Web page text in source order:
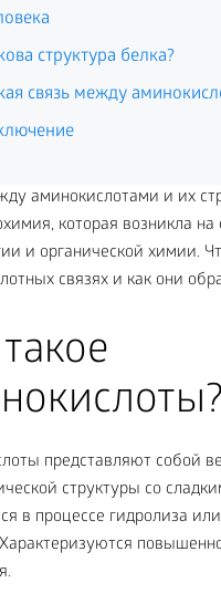
структура белка?
связь между
аминокислотами и их
которая возникла на
и органической химии.
связях и как они
представляют собой
структуры со
в процессе гидролиза